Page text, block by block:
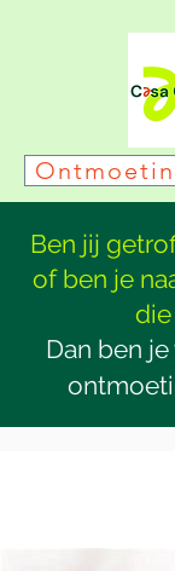
Ben jij
of ben je
die
Dan ben